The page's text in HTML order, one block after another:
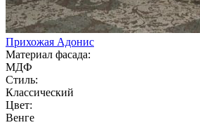
Прихожая Адонис
Материал фасада:
МДФ
Стиль:
Классический
Цвет:
Венге